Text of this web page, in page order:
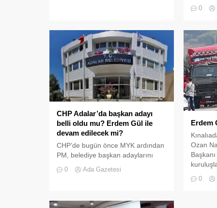
kullanılması şart koşulan aracın
Büyükada’ya götürülmesine
Kınalıadalılar isyan ediyor. Amacın
insanları İETT’nin paralı araçlarına
yönlendirmek olduğu söyleniyor.
Kınalıada’da...
mal
Çelik
belediye
0
CHP Adalar’da başkan adayı
belli oldu mu? Erdem Gül ile
devam edilecek mi?
CHP’de bugün önce MYK ardından
PM, belediye başkan adaylarını
toplantısı nedeniyle Genel
İstanbul’da henüz açıklanmayan
0 Ada Gazetesi
Erdem
Ozan
0